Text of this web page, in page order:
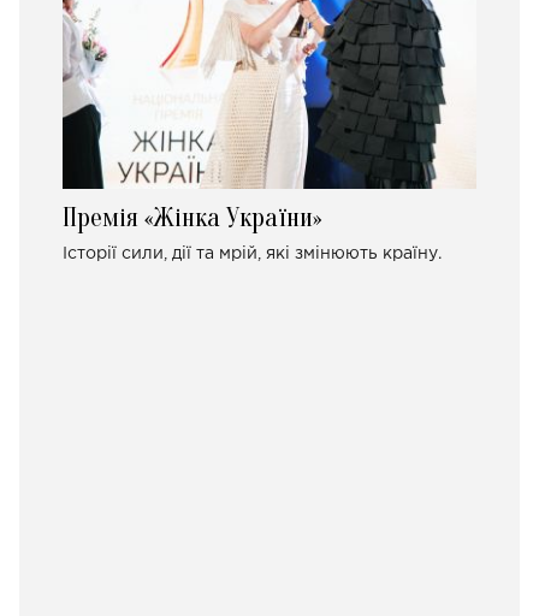
Премія «Жінка України»
Історії сили, дії та мрій, які змінюють країну.